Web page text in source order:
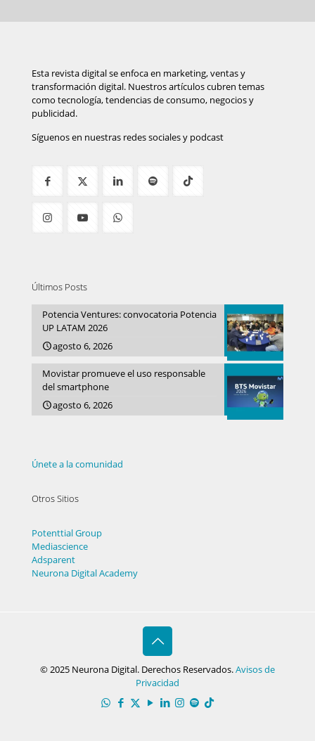
Esta revista digital se enfoca en marketing, ventas y
transformación digital. Nuestros artículos cubren temas
como tecnología, tendencias de consumo, negocios y
publicidad.
Síguenos en nuestras redes sociales y podcast
Últimos Posts
Potencia Ventures: convocatoria Potencia
UP LATAM 2026
agosto 6, 2026
Movistar promueve el uso responsable
del smartphone
agosto 6, 2026
Únete a la comunidad
Otros Sitios
Potenttial Group
Mediascience
Adsparent
Neurona Digital Academy
© 2025 Neurona Digital. Derechos Reservados.Avisos de
Privacidad